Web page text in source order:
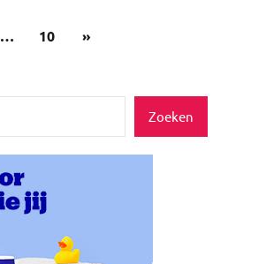
… 10
Volgende
»
Zoeken